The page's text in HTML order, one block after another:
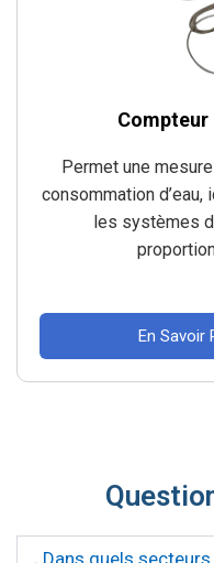
Compteur
Permet une
consommation d’eau,
les systèmes
En Savoir